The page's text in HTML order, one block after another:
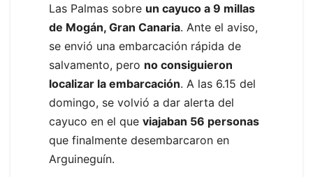
Las Palmas sobre un cayuco a 9 millas
de Mogán, Gran Canaria. Ante el aviso,
se envió una embarcación rápida de
salvamento, pero no consiguieron
localizar la embarcación. A las 6.15 del
domingo, se volvió a dar alerta del
cayuco en el que viajaban 56 personas
que finalmente desembarcaron en
Arguineguín.